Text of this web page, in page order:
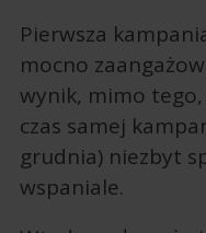
Pierwsza
mocno
wynik, mimo
czas samej
grudnia) niezbyt
wspaniale.